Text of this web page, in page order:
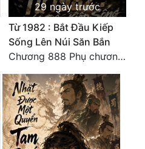
29 ngày trước
Từ 1982 : Bắt Đầu Kiếp
Sống Lên Núi Săn Bắn
Chương 888 Phụ chương - Bạch Ngọc